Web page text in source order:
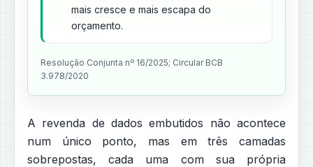
mais cresce e mais escapa do
orçamento.
Resolução Conjunta nº 16/2025; Circular BCB
3.978/2020
A revenda de dados embutidos não acontece
num único ponto, mas em três camadas
sobrepostas, cada uma com sua própria